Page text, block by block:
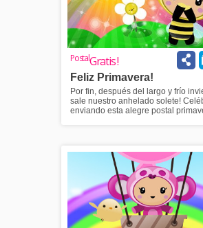
PostalGratis !
Feliz Primavera!
Por fin, después del largo y frío
sale nuestro anhelado solete!
enviando esta alegre postal